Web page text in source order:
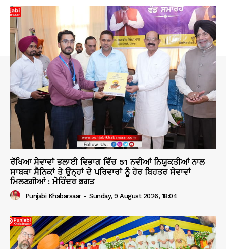
ਰੱਖਿਆ ਸੇਵਾਵਾਂ ਭਲਾਈ ਵਿਭਾਗ ਵਿੱਚ 51 ਨਵੀਆਂ ਨਿਯੁਕਤੀਆਂ ਨਾਲ
ਸਾਬਕਾ ਸੈਨਿਕਾਂ ਤੇ ਉਨ੍ਹਾਂ ਦੇ ਪਰਿਵਾਰਾਂ ਨੂੰ ਹੋਰ ਬਿਹਤਰ ਸੇਵਾਵਾਂ
ਮਿਲਣਗੀਆਂ : ਮੋਹਿੰਦਰ ਭਗਤ
Punjabi Khabarsaar - Sunday, 9 August 2026, 18:04